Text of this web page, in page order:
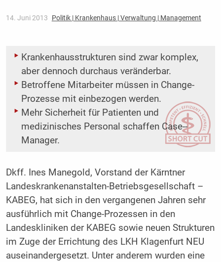
14. Juni 2013 Politik | Krankenhaus | Verwaltung | Management
Krankenhausstrukturen sind zwar komplex,
aber dennoch durchaus veränderbar.
Betroffene Mitarbeiter müssen in Change-
Prozesse mit einbezogen ­werden.
Mehr Sicherheit für Patienten und
medizinisches Personal schaffen Case-­
Manager.
Dkff. Ines Manegold, Vorstand der Kärntner
Landeskrankenanstalten-Betriebsgesellschaft –
KABEG, hat sich in den vergangenen Jahren sehr
ausführlich mit Change-Prozessen in den
Landeskliniken der KABEG sowie neuen Strukturen
im Zuge der Errichtung des LKH Klagenfurt NEU
auseinandergesetzt. Unter anderem wurden eine